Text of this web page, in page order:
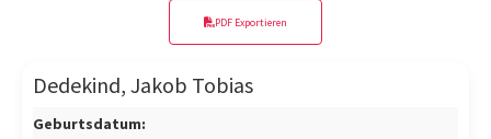
PDF Exportieren
Dedekind, Jakob Tobias
Geburtsdatum: